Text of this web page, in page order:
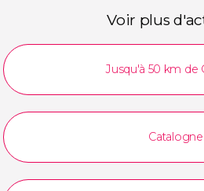
Voir plus
Jusqu'à 50 km de
Catalogne